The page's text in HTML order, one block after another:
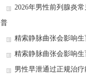
2026年男性前列腺炎
普
精索静脉曲张会影响
精索静脉曲张会影响
男性早泄通过正规治